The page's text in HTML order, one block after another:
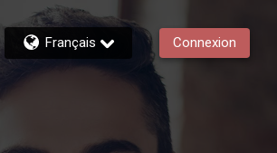
Français Connexion